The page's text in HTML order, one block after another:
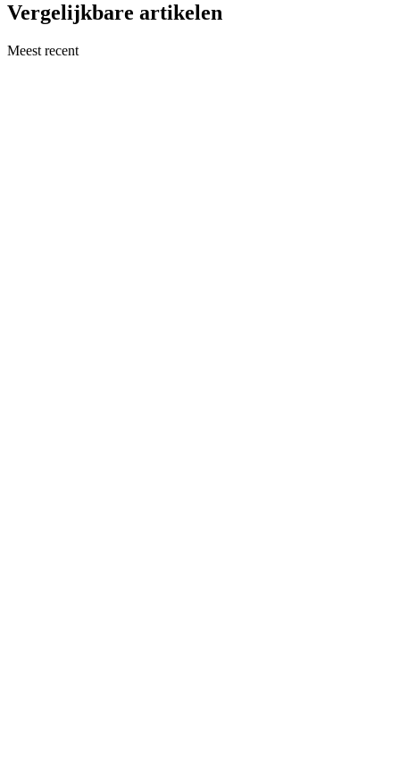
Vergelijkbare artikelen
Meest recent